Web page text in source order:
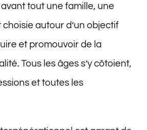
avant tout une famille, une
choisie autour d’un objectif
et promouvoir de la
Tous les âges s’y côtoient,
et toutes les